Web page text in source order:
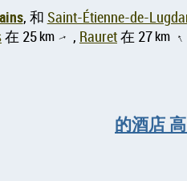
, 和 Saint-Étienne-de-
在 25km ↑ , Rauret在 27km ↑
的酒店 高